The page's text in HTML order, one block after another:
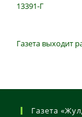
13391-Г
Газета выходит
Газета